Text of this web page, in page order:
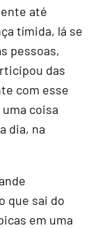
até
tímida, lá se
pessoas,
das
com esse
coisa
dia, na
que sai do
em uma